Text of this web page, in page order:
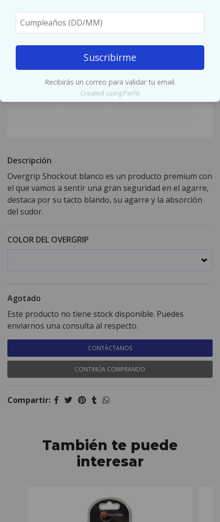
Suscribirme
Recibirás un correo para validar tu email.
Created using Perfit
Descripción
Overgrip Shockout blanco es un producto premium con
el que vamos a sentir una gran seguridad en el agarre,
destaca por su tacto blando, su agarre y la absorción
del sudor.
COLOR DEL OVERGRIP
Agotado
Este producto no tiene stock disponible. Puedes
enviarnos una consulta al respecto.
CONTÁCTANOS
CONTINÚA COMPRANDO
Compartir:
También te puede
interesar